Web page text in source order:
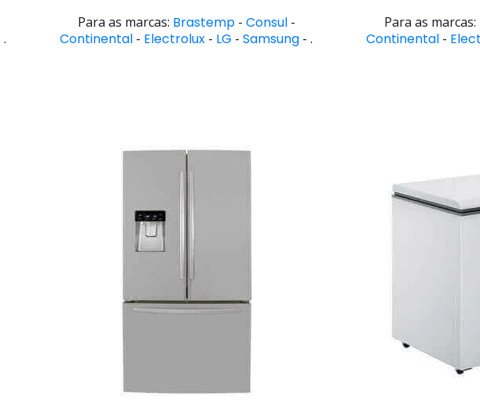
.
Para as marcas: Brastemp- Consul-
Continental - Electrolux - LG - Samsung - .
Para as marcas:
Continental -